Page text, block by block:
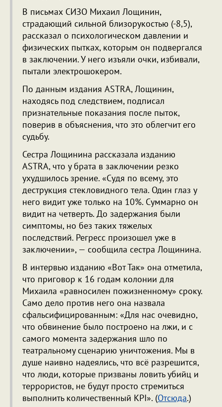
В письмах СИЗО Михаил Лощинин,
страдающий сильной близорукостью (-8,5),
рассказал о психологическом давлении и
физических пытках, которым он подвергался
в заключении. У него изъяли очки, избивали,
пытали электрошокером.
По данным издания ASTRA, Лощинин,
находясь под следствием, подписал
признательные показания после пыток,
поверив в объяснения, что это облегчит его
судьбу.
Сестра Лощинина рассказала изданию
ASTRA, что у брата в заключении резко
ухудшилось зрение. «Судя по всему, это
деструкция стекловидного тела. Один глаз у
него видит уже только на 10%. Суммарно он
видит на четверть. До задержания были
симптомы, но без таких тяжелых
последствий. Регресс произошел уже в
заключении», — сообщила сестра Лощинина.
В интервью изданию «Вот Так» она отметила,
что приговор к 16 годам колонии для
Михаила «равносилен пожизненному» сроку.
Само дело против него она назвала
сфальсифицированным: «Для нас очевидно,
что обвинение было построено на лжи, и с
самого момента задержания шло по
театральному сценарию уничтожения. Мы в
душе наивно надеялись, что всё разрешится,
что люди, которые призваны ловить убийц и
террористов, не будут просто стремиться
выполнить количественный KPI». (Отсюда.)